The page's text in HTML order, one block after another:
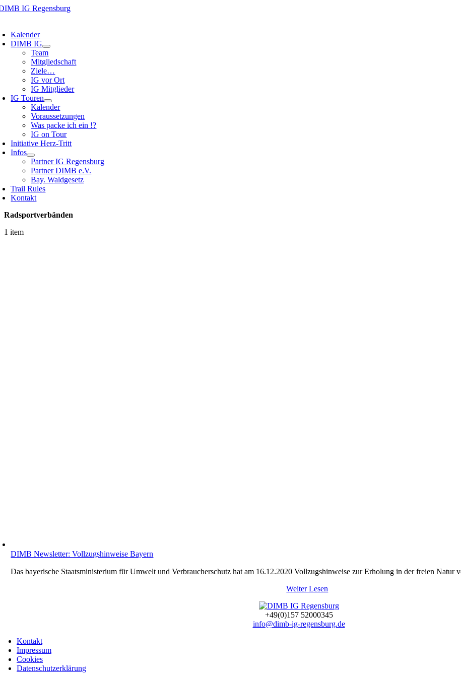
Zum
Kalender
DIMB IG
Team
Mitgliedschaft
Ziele…
IG vor Ort
IG Mitglieder
IG Touren
Kalender
Voraussetzungen
Was packe ich ein !?
IG on Tour
Initiative Herz-Tritt
Infos
Partner IG Regensburg
Partner DIMB e.V.
Bay. Waldgesetz
Trail Rules
Kontakt
Radsportverbänden
1 item
DIMB Newsletter: Vollzugshinweise Bayern
Das bayerische Staatsministerium für Umwelt und Verbraucherschutz hat am 16.12.2020 Vollzugshinweise zur Erholung in der freien Natur
Weiter Lesen
+49(0)157 52000345
info@dimb-ig-regensburg.de
Kontakt
Impressum
Cookies
Datenschutzerklärung